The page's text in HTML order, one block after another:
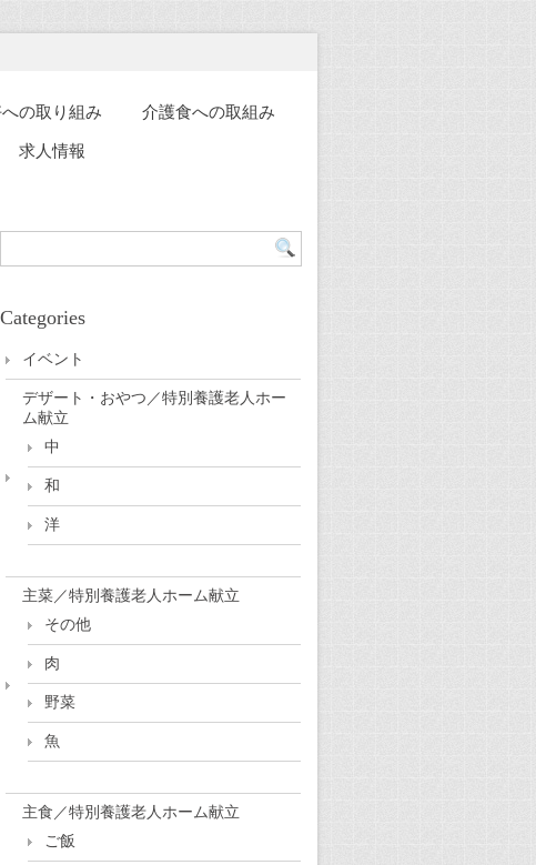
の取り組み 介護食への取組み
求人情報
Categories
イベント
デザート・おやつ／特別養護老人ホー
ム献立
中
和
洋
主菜／特別養護老人ホーム献立
その他
肉
野菜
魚
主食／特別養護老人ホーム献立
ご飯